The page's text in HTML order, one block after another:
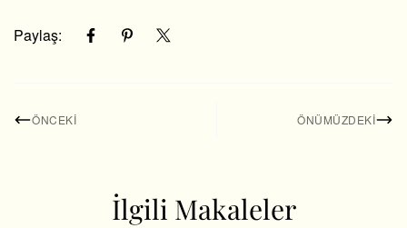
Paylaş:
ÖNCEKI ÖNÜMÜZDEKI
İlgili Makaleler